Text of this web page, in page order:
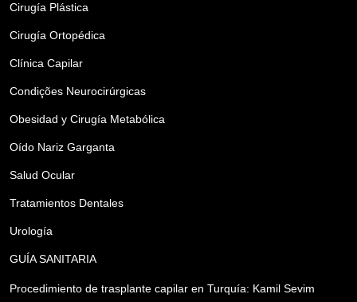
Cirugía Plástica
Cirugía Ortopédica
Clínica Capilar
Condições Neurocirúrgicas
Obesidad y Cirugía Metabólica
Oído Nariz Garganta
Salud Ocular
Tratamientos Dentales
Urología
GUÍA SANITARIA
Procedimiento de trasplante capilar en Turquía: Kamil Sevim